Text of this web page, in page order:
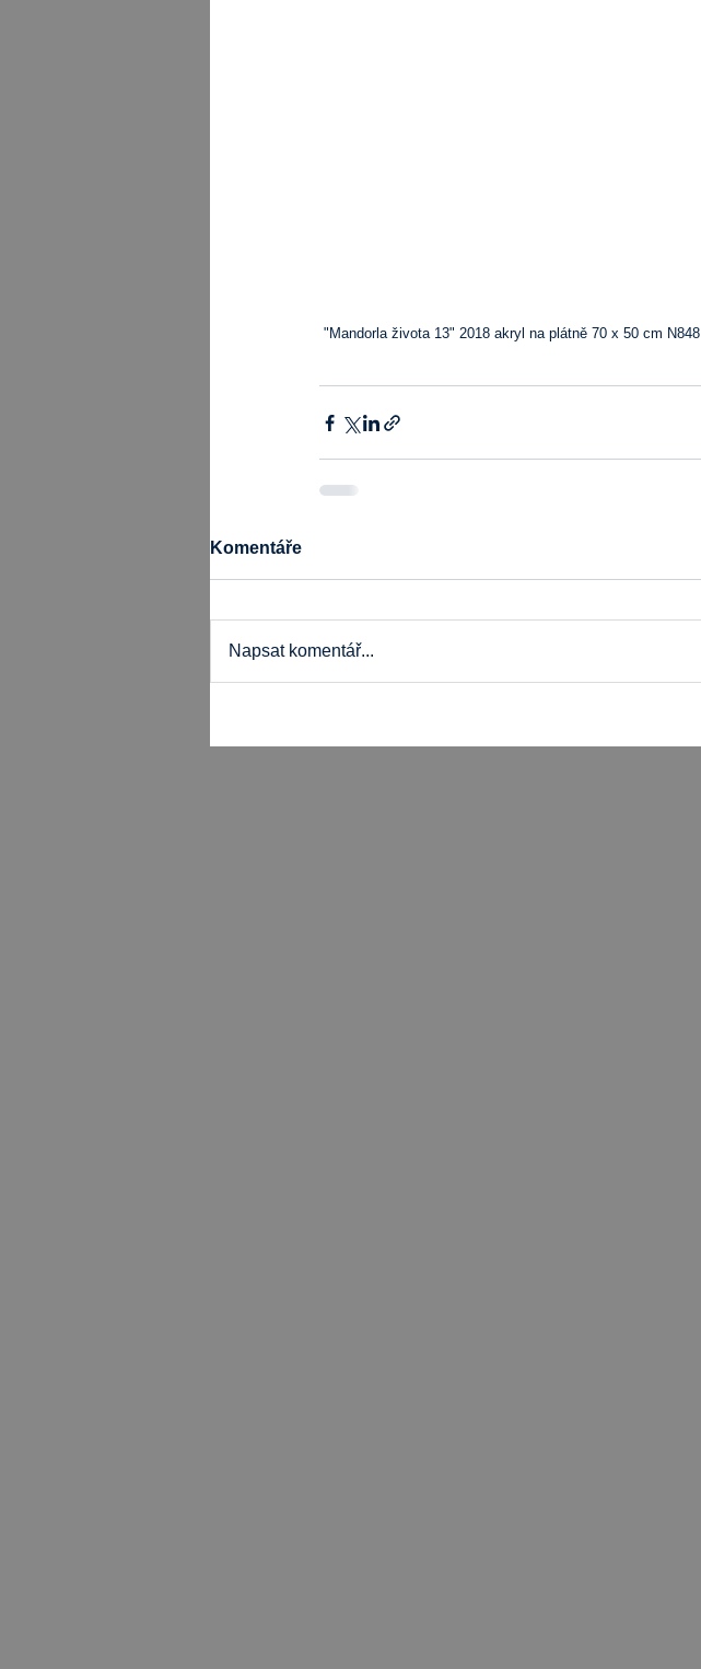
"Mandorla života 13" 2018 akryl na plátně 70 x 50 cm N848
Komentáře
Napsat komentář...